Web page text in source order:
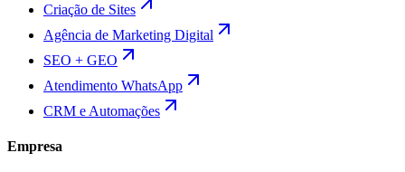
Criação de Sites
Agência de Marketing Digital
SEO + GEO
Atendimento WhatsApp
CRM e Automações
Empresa